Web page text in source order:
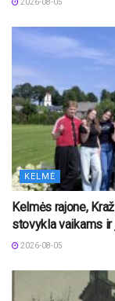
2026-08-05
KELMĖ
Kelmės rajone,
stovykla vaikams ir
2026-08-05